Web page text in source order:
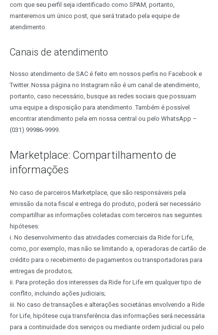
com que seu perfil seja identificado como SPAM, portanto,
manteremos um único post, que será tratado pela equipe de
atendimento.
Canais de atendimento
Nosso atendimento de SAC é feito em nossos perfis no Facebook e
Twitter. Nossa página no Instagram não é um canal de atendimento,
portanto, caso necessário, busque as redes sociais que possuam
uma equipe a disposição para atendimento. Também é possível
encontrar atendimento pela em nossa central ou pelo WhatsApp –
(031) 99986-9999.
Marketplace: Compartilhamento de
informações
No caso de parceiros Marketplace, que são responsáveis pela
emissão da nota fiscal e entrega do produto, poderá ser necessário
compartilhar as informações coletadas com terceiros nas seguintes
hipóteses:
i. No desenvolvimento das atividades comerciais da Ride for Life,
como, por exemplo, mas não se limitando a, operadoras de cartão de
crédito para o recebimento de pagamentos ou transportadoras para
entregas de produtos;
ii. Para proteção dos interesses da Ride for Life em qualquer tipo de
conflito, incluindo ações judiciais;
iii. No caso de transações e alterações societárias envolvendo a Ride
for Life, hipótese cuja transferência das informações será necessária
para a continuidade dos serviços ou mediante ordem judicial ou pelo